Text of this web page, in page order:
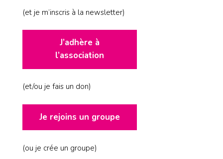
(et je m’inscris à la newsletter)
J’adhère à
l’association
(et/ou je fais un don)
Je rejoins un groupe
(ou je crée un groupe)